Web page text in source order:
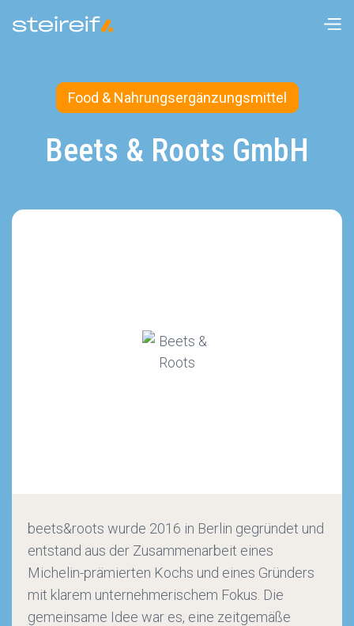
Food & Nahrungsergänzungsmittel
Beets & Roots GmbH
beets&roots wurde 2016 in Berlin gegründet und
entstand aus der Zusammenarbeit eines
Michelin-prämierten Kochs und eines Gründers
mit klarem unternehmerischem Fokus. Die
gemeinsame Idee war es, eine zeitgemäße